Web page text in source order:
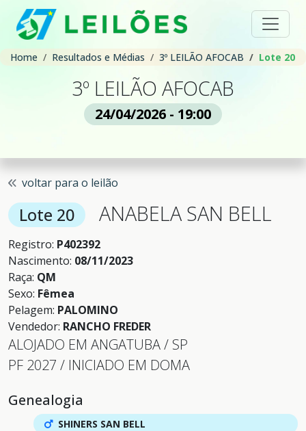
Home Resultados e Médias 3º LEILÃO AFOCAB Lote 20
3º LEILÃO AFOCAB
24/04/2026 - 19:00
voltar para o leilão
Lote 20 ANABELA SAN BELL
Registro: P402392
Nascimento: 08/11/2023
Raça: QM
Sexo: Fêmea
Pelagem: PALOMINO
Vendedor: RANCHO FREDER
ALOJADO EM ANGATUBA / SP
PF 2027 / INICIADO EM DOMA
Genealogia
SHINERS SAN BELL